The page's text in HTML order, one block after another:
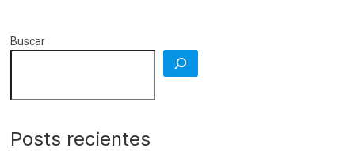
Buscar
Posts recientes